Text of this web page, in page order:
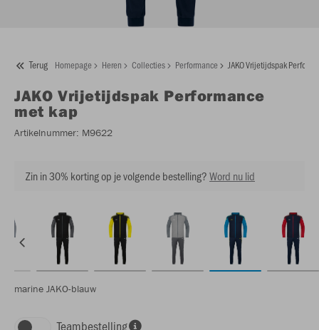
Terug Homepage Heren Collecties Performance JAKO Vrijetijdspak
JAKO Vrijetijdspak Performance
met kap
Artikelnummer: M9622
Zin in 30% korting op je volgende bestelling?Word nu lid
marine JAKO-blauw
Teambestelling